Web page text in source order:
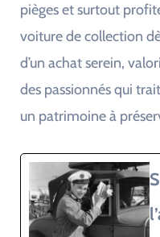
pièges et surtout
voiture de collection
d’un achat serein,
des passionnés qui
un patrimoine à